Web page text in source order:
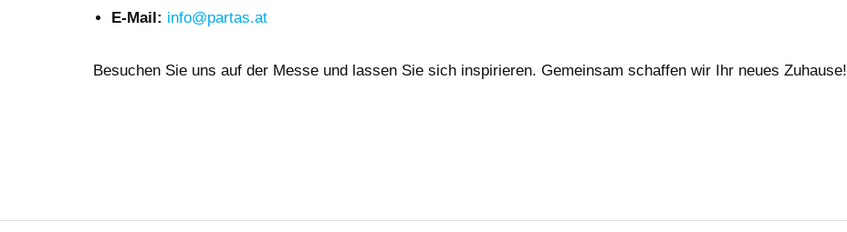
E-Mail: info@partas.at
Besuchen Sie uns auf der Messe und lassen Sie sich inspirieren. Gemeinsam schaffen wir Ihr neues Zuhause!